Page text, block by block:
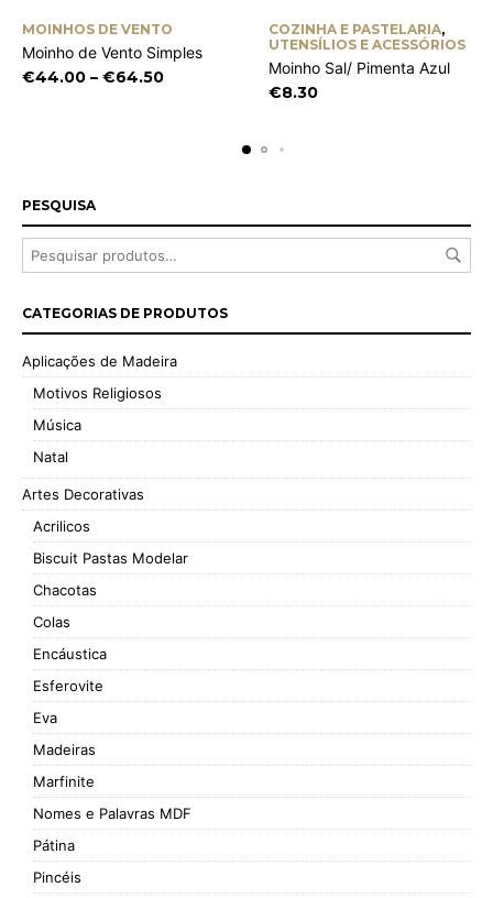
has
the
page
MOINHOS DE VENTO
Moinho de Vento Simples
€44.00 – €64.50Price
COZINHA E PASTELARIA,
UTENSÍLIOS E ACESSÓRIOS
Moinho Sal/ Pimenta Azul
€8.30
PESQUISA
CATEGORIAS DE PRODUTOS
Aplicações de Madeira
Motivos Religiosos
Música
Natal
Artes Decorativas
Acrilicos
Biscuit Pastas Modelar
Chacotas
Colas
Encáustica
Esferovite
Eva
Madeiras
Marfinite
Nomes e Palavras MDF
Pátina
Pincéis